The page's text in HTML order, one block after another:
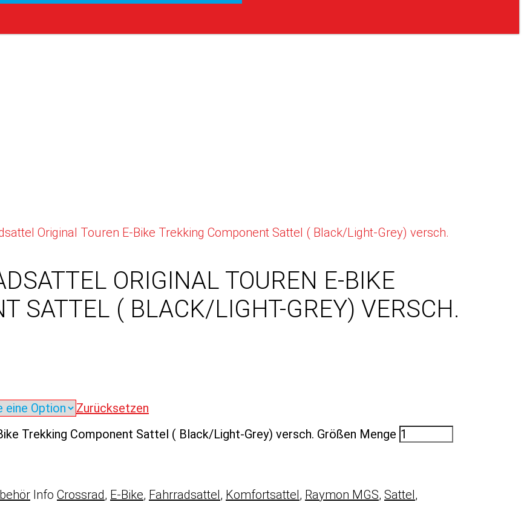
Original Touren E-Bike Trekking Component Sattel ( Black/Light-Grey) versch.
ORIGINAL TOUREN E-BIKE
SATTEL ( BLACK/LIGHT-GREY) VERSCH.
Zurücksetzen
Trekking Component Sattel ( Black/Light-Grey) versch. Größen Menge
Info Crossrad, E-Bike, Fahrradsattel, Komfortsattel, Raymon MGS, Sattel,